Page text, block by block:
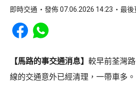
即時交通 發佈 07.06.2026 14:23 最後
Share to Facebook
Share to WhatsApp
【馬路的事交通消息】 較早前荃灣
線的交通意外已經清理，一帶車多。